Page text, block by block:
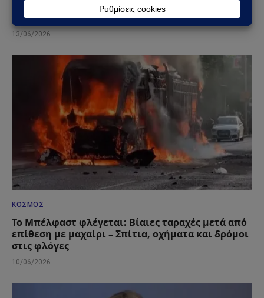
συνελήφθη μετά από επίθεση με μαχαίρι σε
17χρονη – Σοκ από το βίντεο της επίθεσης
13/06/2026
ΚΌΣΜΟΣ
Το Μπέλφαστ φλέγεται: Βίαιες ταραχές μετά από
επίθεση με μαχαίρι – Σπίτια, οχήματα και δρόμοι
στις φλόγες
10/06/2026